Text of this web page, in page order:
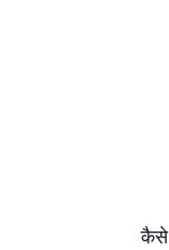
कैसे